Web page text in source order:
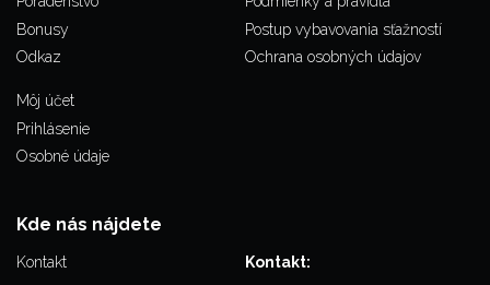
Bonusy
Odkaz
Postup vybavovania sťažností
Ochrana osobných údajov
Môj účet
Prihlásenie
Osobné údaje
Kde nás nájdete
Kontakt
Kontakt: